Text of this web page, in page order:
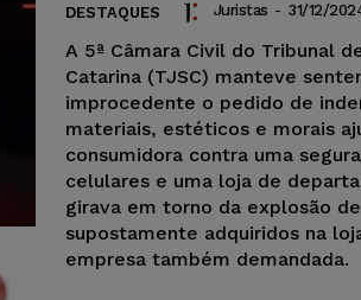
DESTAQUES Juristas - 31/12/
A 5ª Câmara Civil do Tribunal
Catarina (TJSC) manteve
improcedente o pedido de
materiais, estéticos e morais
consumidora contra uma
celulares e uma loja de
girava em torno da explosão
supostamente adquiridos na
empresa também demandada.